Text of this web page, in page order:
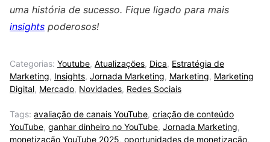
uma história de sucesso. Fique ligado para mais
insights poderosos!
Categorias: Youtube, Atualizações, Dica, Estratégia de
Marketing, Insights, Jornada Marketing, Marketing, Marketing
Digital, Mercado, Novidades, Redes Sociais
Tags: avaliação de canais YouTube, criação de conteúdo
YouTube, ganhar dinheiro no YouTube, Jornada Marketing,
monetização YouTube 2025, oportunidades de monetização,